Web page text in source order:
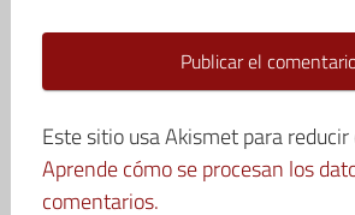
Este sitio usa Akismet para reducir
Aprende cómo se procesan los
comentarios.